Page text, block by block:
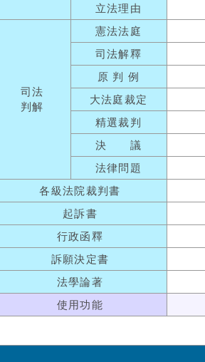
立法理由
司法
判解
憲法法庭
司法解釋
原 判 例
大法庭裁定
精選裁判
決 議
法律問題
各級法院裁判書
起訴書
行政函釋
訴願決定書
法學論著
使用功能